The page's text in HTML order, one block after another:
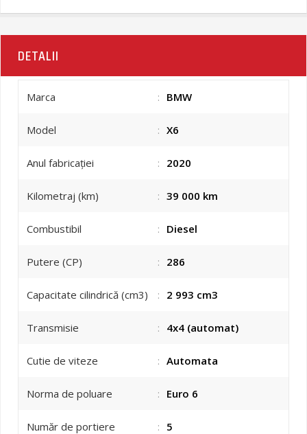
DETALII
Marca : BMW
Model : X6
Anul fabricației : 2020
Kilometraj (km) : 39 000 km
Combustibil : Diesel
Putere (CP) : 286
Capacitate cilindrică (cm3) : 2 993 cm3
Transmisie : 4x4 (automat)
Cutie de viteze : Automata
Norma de poluare : Euro 6
Număr de portiere : 5